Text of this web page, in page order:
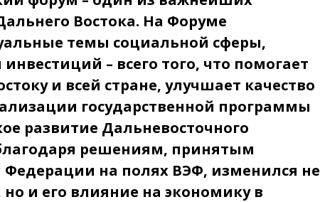
Востока. На Форуме
темы социальной сферы,
– всего того, что помогает
и всей стране, улучшает качество
государственной программы
развитие Дальневосточного
решениям, принятым
Федерации на полях ВЭФ, изменился не
и его влияние на экономику в